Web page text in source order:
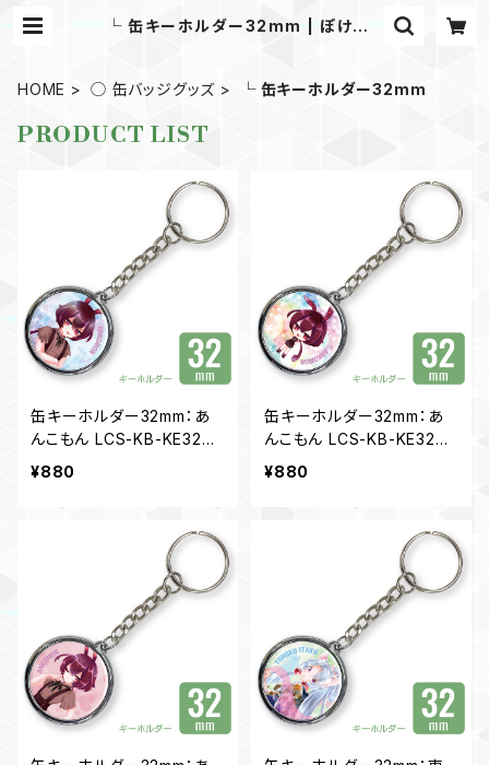
└ 缶キーホルダー32mm | ぽけすと
リジナルグッズを販売！
HOME ◯ 缶バッジグッズ └ 缶キーホルダー32mm
PRODUCT LIST
缶キーホルダー32mm：あ
んこもん LCS-KB-KE32AK
01
¥880
缶キーホルダー32mm：あ
んこもん LCS-KB-KE32AK
02
¥880